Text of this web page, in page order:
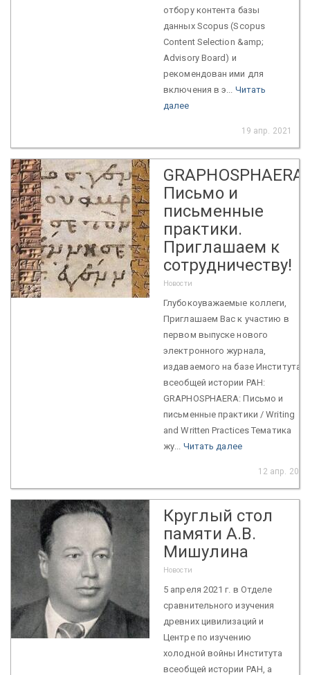
отбору контента базы
данных Scopus (Scopus
Content Selection &amp;
Advisory Board) и
рекомендован ими для
включения в э... Читать
далее
19 апр. 2021
GRAPHOSPHAERA:
Письмо и
письменные
практики.
Приглашаем к
сотрудничеству!
Новости
Глубокоуважаемые коллеги,
Приглашаем Вас к участию в
первом выпуске нового
электронного журнала,
издаваемого на базе Института
всеобщей истории РАН:
GRAPHOSPHAERA: Письмо и
письменные практики / Writing
and Written Practices Тематика
жу... Читать далее
12 апр. 2021
Круглый стол
памяти А.В.
Мишулина
Новости
5 апреля 2021 г. в Отделе
сравнительного изучения
древних цивилизаций и
Центре по изучению
холодной войны Института
всеобщей истории РАН, а